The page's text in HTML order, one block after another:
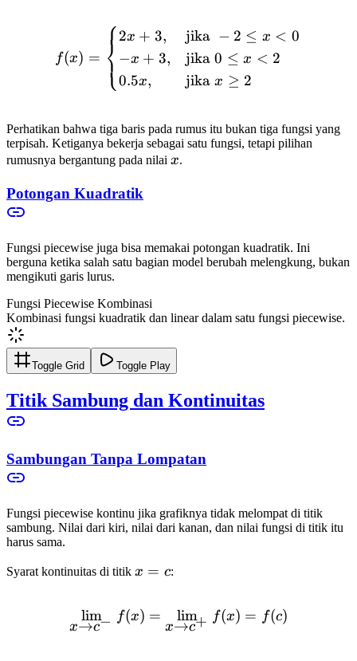
f(x) = \begin{cases} 2x
f(x) = ⎩
⎨⎧2x + 3,
−x + 3,
0.5x,
jika − 2 ≤ x < 0
jika0 ≤ x < 2
jikax ≥ 2
Perhatikan bahwa tiga baris pada rumus itu bukan tiga fungsi yang
terpisah. Ketiganya bekerja sebagai satu fungsi, tetapi pilihan
rumusnya bergantung pada nilai x
x.
Potongan Kuadratik
Fungsi piecewise juga bisa memakai potongan kuadratik. Ini
berguna ketika salah satu bagian model berubah melengkung, bukan
mengikuti garis lurus.
Fungsi Piecewise Kombinasi
Kombinasi fungsi kuadratik dan linear dalam satu fungsi piecewise.
Toggle Grid Toggle Play
Titik Sambung dan Kontinuitas
Sambungan Tanpa Lompatan
Fungsi piecewise kontinu jika grafiknya tidak melompat di titik
sambung. Nilai dari kiri, nilai dari kanan, dan nilai fungsi di titik itu
harus sama.
Syarat kontinuitas di titik x
c
x = c:
\lim_{x \to c^-} f(x) =
x→c−
lim f(x) =
x→c+
lim f(x) = f(c)